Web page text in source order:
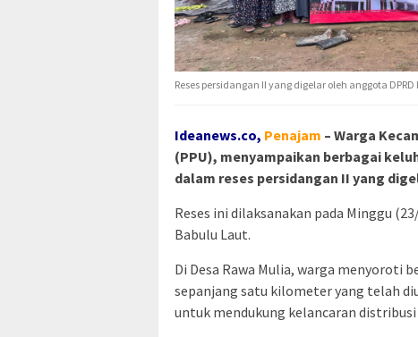
Reses persidangan II yang digelar oleh anggota DPRD
Ideanews.co, Penajam – Warga
(PPU), menyampaikan berbagai
dalam reses persidangan II yang
Reses ini dilaksanakan pada Minggu
Babulu Laut.
Di Desa Rawa Mulia, warga menyoroti
sepanjang satu kilometer yang telah
untuk mendukung kelancaran